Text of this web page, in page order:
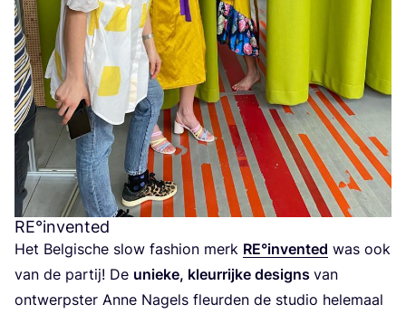
RE°invented
Het Bel­gi­sche slow fas­hi­on merk RE°invented was ook
van de par­tij! De unie­ke, kleur­rij­ke designs van
ont­werp­ster Anne Nagels fleur­den de stu­dio hele­maal